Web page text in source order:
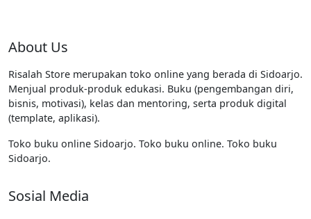
About Us
Risalah Store merupakan toko online yang berada di Sidoarjo.
Menjual produk-produk edukasi. Buku (pengembangan diri,
bisnis, motivasi), kelas dan mentoring, serta produk digital
(template, aplikasi).
Toko buku online Sidoarjo. Toko buku online. Toko buku
Sidoarjo.
Sosial Media